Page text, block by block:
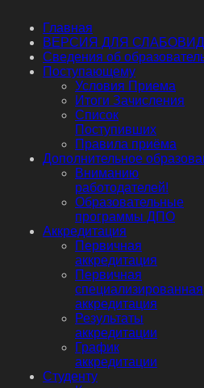
Главная
ВЕРСИЯ ДЛЯ
Сведения об
Поступающему
Условия Приема
Итоги Зачисления
Список
Поступивших
Правила приёма
Дополнительное
Вниманию
работодателей!
Образовательные
программы ДПО
Аккредитация
Первичная
аккредитация
Первичная
специализированная
аккредитация
Результаты
аккредитации
График
аккредитации
Студенту